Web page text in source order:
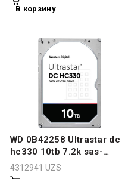
HDD
В корзину
WD 0B42258 Ultrastar dc
hc330 10tb 7.2k sas-
12gbps 512e se 3.5″ Hdd
4312941 UZS